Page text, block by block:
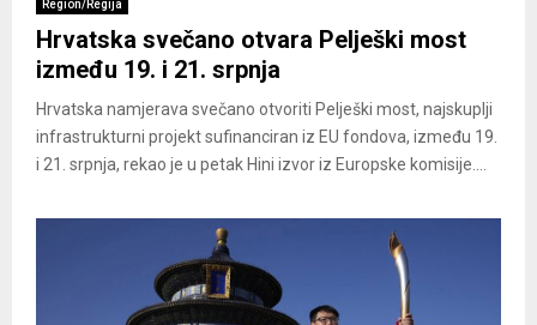
Region/Regija
Hrvatska svečano otvara Pelješki most
između 19. i 21. srpnja
Hrvatska namjerava svečano otvoriti Pelješki most, najskuplji
infrastrukturni projekt sufinanciran iz EU fondova, između 19.
i 21. srpnja, rekao je u petak Hini izvor iz Europske komisije....